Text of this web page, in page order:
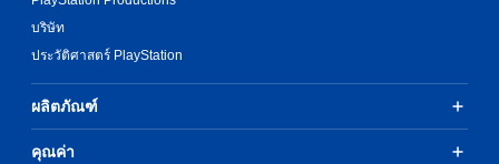
บริษัท
ประวัติศาสตร์ PlayStation
ผลิตภัณฑ์
คุณค่า